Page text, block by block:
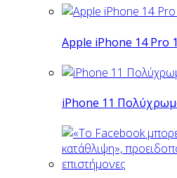
Apple iPhone 14 Pro
iPhone 11